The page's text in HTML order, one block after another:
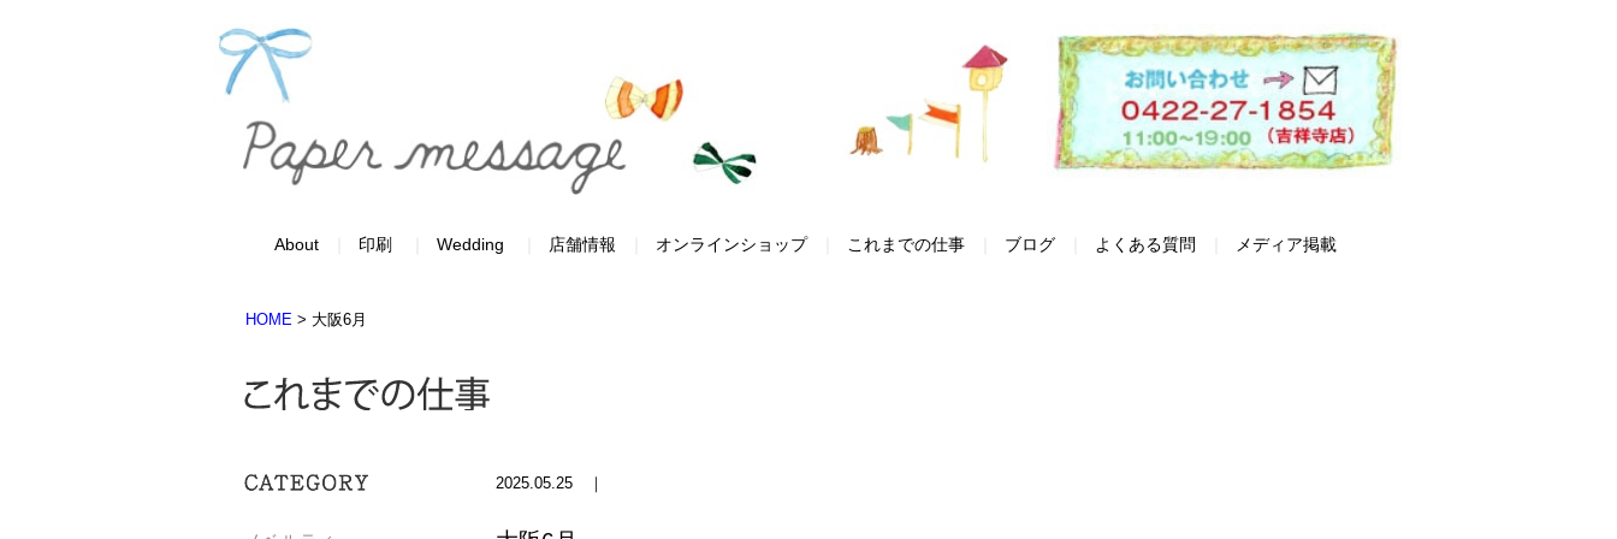
About 印刷 Wedding 店舗情報 オンラインショップ これまでの仕事 ブログ よくある質問 メディア掲載
HOME > 大阪6月
2025.05.25 ｜